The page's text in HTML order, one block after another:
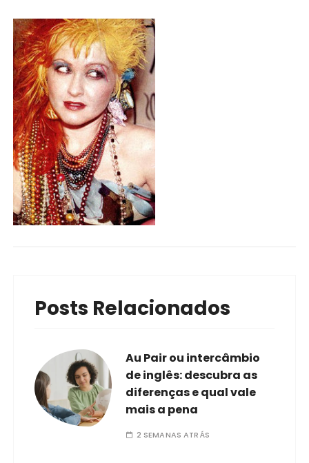
Posts Relacionados
Au Pair ou intercâmbio
de inglês: descubra as
diferenças e qual vale
mais a pena
2 SEMANAS ATRÁS